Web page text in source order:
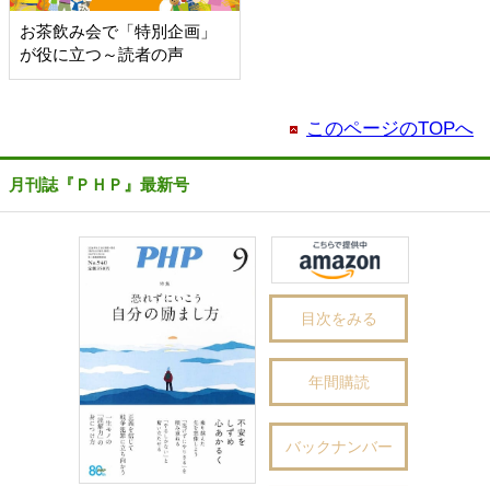
お茶飲み会で「特別企画」
が役に立つ～読者の声
このページのTOPへ
月刊誌『ＰＨＰ』最新号
目次をみる
年間購読
バックナンバー